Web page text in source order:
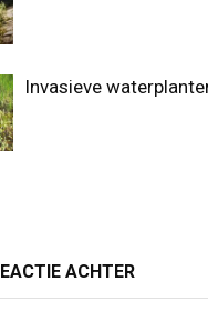
Invasieve
ACHTER